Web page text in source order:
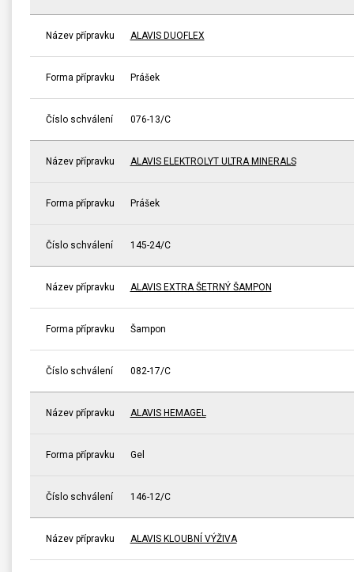
Název přípravku ALAVIS DUOFLEX
Forma přípravku Prášek
Číslo schválení 076-13/C
Název přípravku ALAVIS ELEKTROLYT ULTRA MINERALS
Forma přípravku Prášek
Číslo schválení 145-24/C
Název přípravku ALAVIS EXTRA ŠETRNÝ ŠAMPON
Forma přípravku Šampon
Číslo schválení 082-17/C
Název přípravku ALAVIS HEMAGEL
Forma přípravku Gel
Číslo schválení 146-12/C
Název přípravku ALAVIS KLOUBNÍ VÝŽIVA